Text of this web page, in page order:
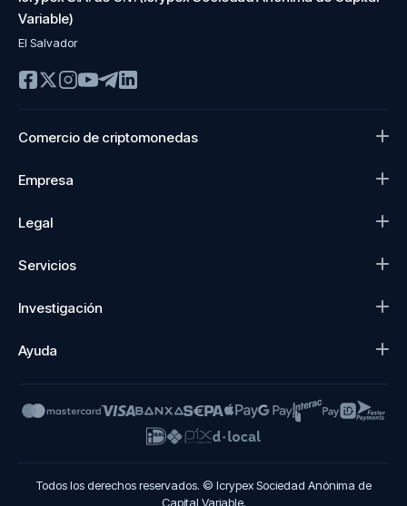
Variable)
El Salvador
Comercio de criptomonedas
Empresa
Legal
Servicios
Investigación
Ayuda
Todos los derechos reservados. © Icrypex Sociedad Anónima de
Capital Variable.